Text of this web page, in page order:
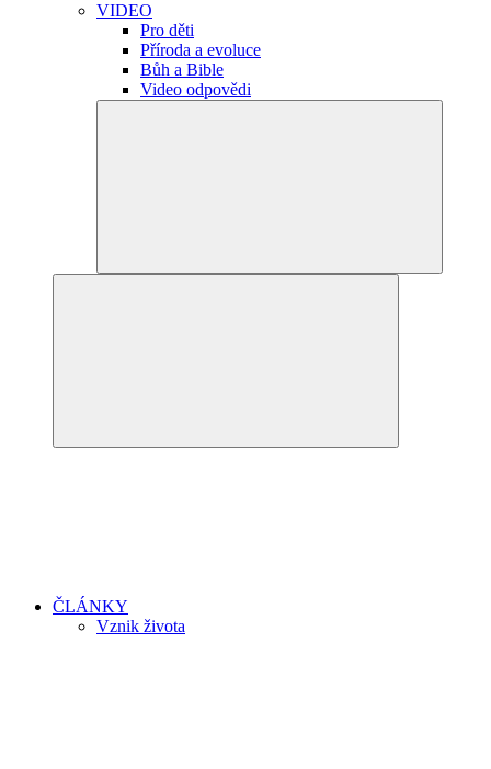
VIDEO
Pro děti
Příroda a evoluce
Bůh a Bible
Video odpovědi
ČLÁNKY
Vznik života